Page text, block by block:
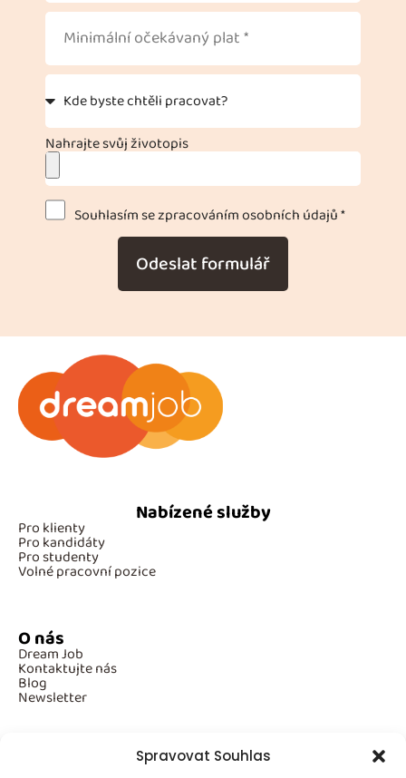
Spravovat Souhlas
Nahrajte svůj životopis
Souhlasím se zpracováním osobních údajů *
Odeslat formulář
Nabízené služby
Pro klienty
Pro kandidáty
Pro studenty
Volné pracovní pozice
O nás
Dream Job
Kontaktujte nás
Blog
Newsletter